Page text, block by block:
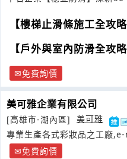
【樓梯止滑條施工全攻略
【戶外與室內防滑全攻
免費詢價
美可雅企業有限公司
[高雄市-湖內區]
美可雅
專業生產各式彩妝品之工廠
免費詢價